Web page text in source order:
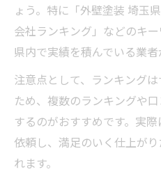
外壁塗装の見積もり
外壁塗装の見積も
埼玉県で見積もり
るコツ
外壁塗装見積もり
外壁塗装見積もり
外壁塗装の見積も
ょう。特に「外壁塗装 埼玉
会社ランキング」などのキ
県内で実績を積んでいる業者
注意点として、ランキング
ため、複数のランキングや
するのがおすすめです。実
依頼し、満足のいく仕上が
れます。